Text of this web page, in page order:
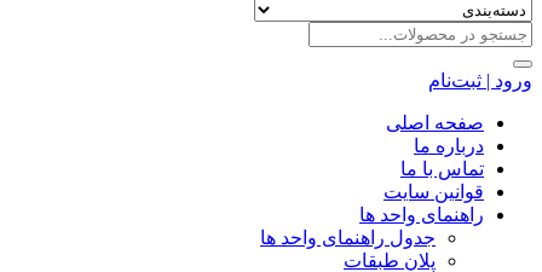
ورود | ثبت‌نام
صفحه اصلی
درباره ما
تماس با ما
قوانین سایت
راهنمای واحد ها
جدول راهنمای واحد ها
پلان طبقات